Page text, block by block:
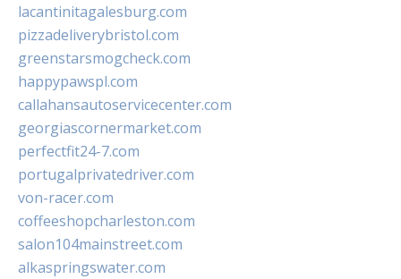
lacantinitagalesburg.com
pizzadeliverybristol.com
greenstarsmogcheck.com
happypawspl.com
callahansautoservicecenter.com
georgiascornermarket.com
perfectfit24-7.com
portugalprivatedriver.com
von-racer.com
coffeeshopcharleston.com
salon104mainstreet.com
alkaspringswater.com